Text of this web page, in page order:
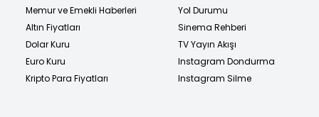
Memur ve Emekli Haberleri
Altın Fiyatları
Dolar Kuru
Euro Kuru
Kripto Para Fiyatları
Yol Durumu
Sinema Rehberi
TV Yayın Akışı
Instagram Dondurma
Instagram Silme